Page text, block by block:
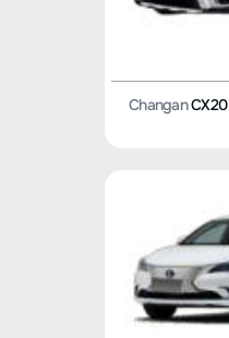
ChanganCX20